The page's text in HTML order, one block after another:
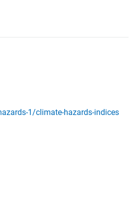
1/climate-hazards-indices